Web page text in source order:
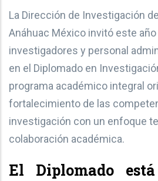
La Dirección de Investigación
Anáhuac México invitó este
investigadores y personal
en el Diplomado en
programa académico integral
fortalecimiento de las
investigación con un enfoque
colaboración académica.
El Diplomado